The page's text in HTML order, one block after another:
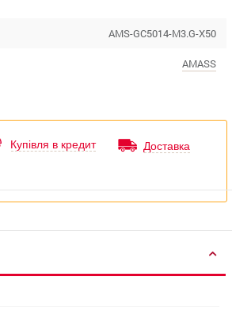
AMS-GC5014-M3.G-X50
AMASS
Купівля в кредит Доставка